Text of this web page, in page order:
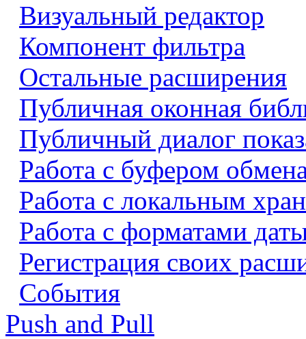
Визуальный редактор
Компонент фильтра
Остальные расширения
Публичная оконная
Публичный диалог
Работа с буфером
Работа с локальным
Работа с форматами
Регистрация своих
События
Push and Pull